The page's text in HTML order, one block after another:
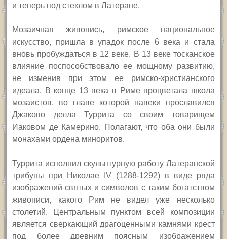
и теперь под стеклом в Латеране.
Мозаичная живопись, римское национальное
искусство, пришла в упадок после 6 века и стала
вновь пробуждаться в 12 веке. В 13 веке тосканское
влияние поспособствовало ее мощному развитию,
не изменив при этом ее римско-христианского
идеала. В конце 13 века в Риме процветала школа
мозаистов, во главе которой навеки прославился
Джакопо делла Туррита со своим товарищем
Иаковом де Камерино. Полагают, что оба они были
монахами ордена миноритов.
Туррита исполнил скульптурную работу Латеранской
трибуны при Николае IV (1288-1292) в виде ряда
изображений святых и символов с таким богатством
живописи, какого Рим не видел уже несколько
столетий. Центральным пунктом всей композиции
является сверкающий драгоценными камнями крест
под более древним поясным изображением